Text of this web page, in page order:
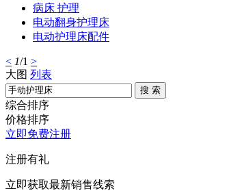
病床 护理
电动翻身护理床
电动护理床配件
< 1/1 >
大图 列表
搜 索
综合排序
价格排序
立即免费注册
注册有礼
立即获取最新销售线索